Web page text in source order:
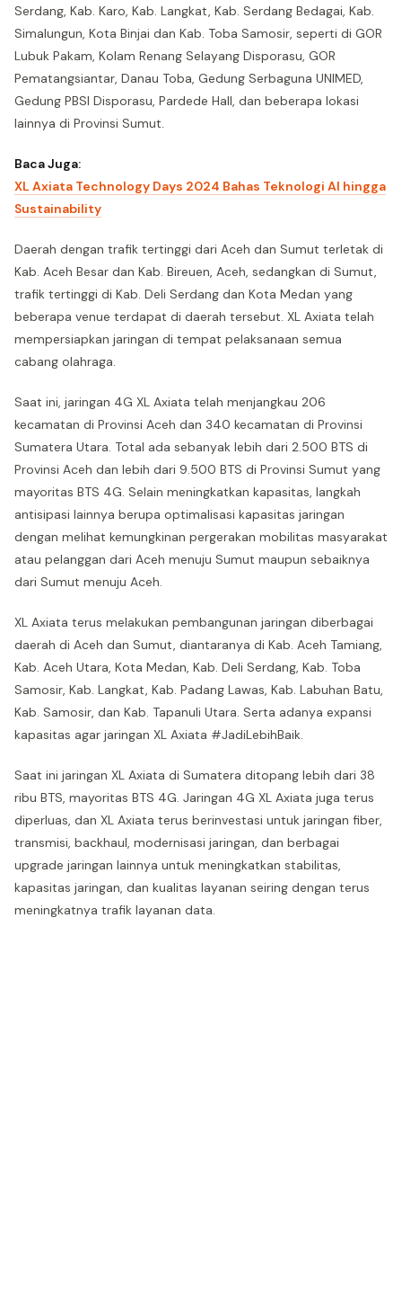
Serdang, Kab. Karo, Kab. Langkat, Kab. Serdang Bedagai, Kab.
Simalungun, Kota Binjai dan Kab. Toba Samosir, seperti di GOR
Lubuk Pakam, Kolam Renang Selayang Disporasu, GOR
Pematangsiantar, Danau Toba, Gedung Serbaguna UNIMED,
Gedung PBSI Disporasu, Pardede Hall, dan beberapa lokasi
lainnya di Provinsi Sumut.
Baca Juga:
XL Axiata Technology Days 2024 Bahas Teknologi AI hingga
Sustainability
Daerah dengan trafik tertinggi dari Aceh dan Sumut terletak di
Kab. Aceh Besar dan Kab. Bireuen, Aceh, sedangkan di Sumut,
trafik tertinggi di Kab. Deli Serdang dan Kota Medan yang
beberapa venue terdapat di daerah tersebut. XL Axiata telah
mempersiapkan jaringan di tempat pelaksanaan semua
cabang olahraga.
Saat ini, jaringan 4G XL Axiata telah menjangkau 206
kecamatan di Provinsi Aceh dan 340 kecamatan di Provinsi
Sumatera Utara. Total ada sebanyak lebih dari 2.500 BTS di
Provinsi Aceh dan lebih dari 9.500 BTS di Provinsi Sumut yang
mayoritas BTS 4G. Selain meningkatkan kapasitas, langkah
antisipasi lainnya berupa optimalisasi kapasitas jaringan
dengan melihat kemungkinan pergerakan mobilitas masyarakat
atau pelanggan dari Aceh menuju Sumut maupun sebaiknya
dari Sumut menuju Aceh.
XL Axiata terus melakukan pembangunan jaringan diberbagai
daerah di Aceh dan Sumut, diantaranya di Kab. Aceh Tamiang,
Kab. Aceh Utara, Kota Medan, Kab. Deli Serdang, Kab. Toba
Samosir, Kab. Langkat, Kab. Padang Lawas, Kab. Labuhan Batu,
Kab. Samosir, dan Kab. Tapanuli Utara. Serta adanya expansi
kapasitas agar jaringan XL Axiata #JadiLebihBaik.
Saat ini jaringan XL Axiata di Sumatera ditopang lebih dari 38
ribu BTS, mayoritas BTS 4G. Jaringan 4G XL Axiata juga terus
diperluas, dan XL Axiata terus berinvestasi untuk jaringan fiber,
transmisi, backhaul, modernisasi jaringan, dan berbagai
upgrade jaringan lainnya untuk meningkatkan stabilitas,
kapasitas jaringan, dan kualitas layanan seiring dengan terus
meningkatnya trafik layanan data.